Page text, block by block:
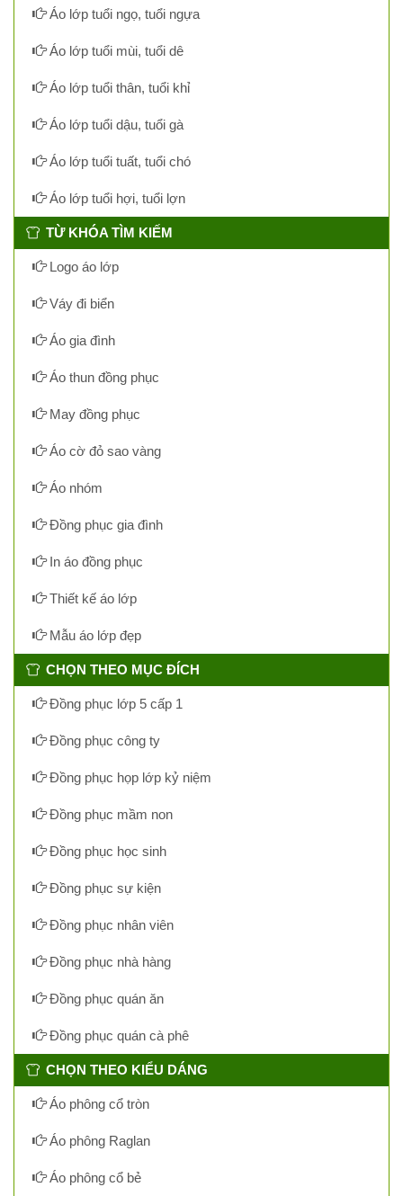
Áo lớp tuổi ngọ, tuổi ngựa
Áo lớp tuổi mùi, tuổi dê
Áo lớp tuổi thân, tuổi khỉ
Áo lớp tuổi dậu, tuổi gà
Áo lớp tuổi tuất, tuổi chó
Áo lớp tuổi hợi, tuổi lợn
TỪ KHÓA TÌM KIẾM
Logo áo lớp
Váy đi biển
Áo gia đình
Áo thun đồng phục
May đồng phục
Áo cờ đỏ sao vàng
Áo nhóm
Đồng phục gia đình
In áo đồng phục
Thiết kế áo lớp
Mẫu áo lớp đẹp
CHỌN THEO MỤC ĐÍCH
Đồng phục lớp 5 cấp 1
Đồng phục công ty
Đồng phục họp lớp kỷ niệm
Đồng phục mầm non
Đồng phục học sinh
Đồng phục sự kiện
Đồng phục nhân viên
Đồng phục nhà hàng
Đồng phục quán ăn
Đồng phục quán cà phê
CHỌN THEO KIỂU DÁNG
Áo phông cổ tròn
Áo phông Raglan
Áo phông cổ bẻ